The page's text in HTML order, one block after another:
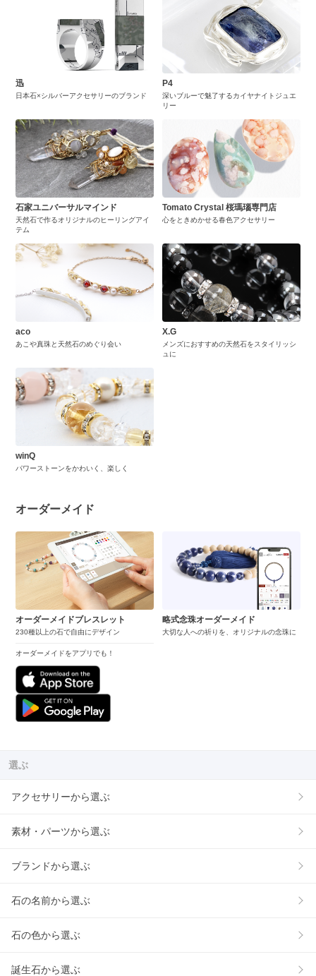
迅
日本石×シルバーアクセサリーのブランド
P4
深いブルーで魅了するカイヤナイトジュエ
リー
石家ユニバーサルマインド
天然石で作るオリジナルのヒーリングアイ
テム
Tomato Crystal 桜瑪瑙専門店
心をときめかせる春色アクセサリー
aco
あこや真珠と天然石のめぐり会い
X.G
メンズにおすすめの天然石をスタイリッシ
ュに
winQ
パワーストーンをかわいく、楽しく
オーダーメイド
オーダーメイドブレスレット
230種以上の石で自由にデザイン
オーダーメイドをアプリでも！
略式念珠オーダーメイド
大切な人への祈りを、オリジナルの念珠に
選ぶ
アクセサリーから選ぶ
素材・パーツから選ぶ
ブランドから選ぶ
石の名前から選ぶ
石の色から選ぶ
誕生石から選ぶ